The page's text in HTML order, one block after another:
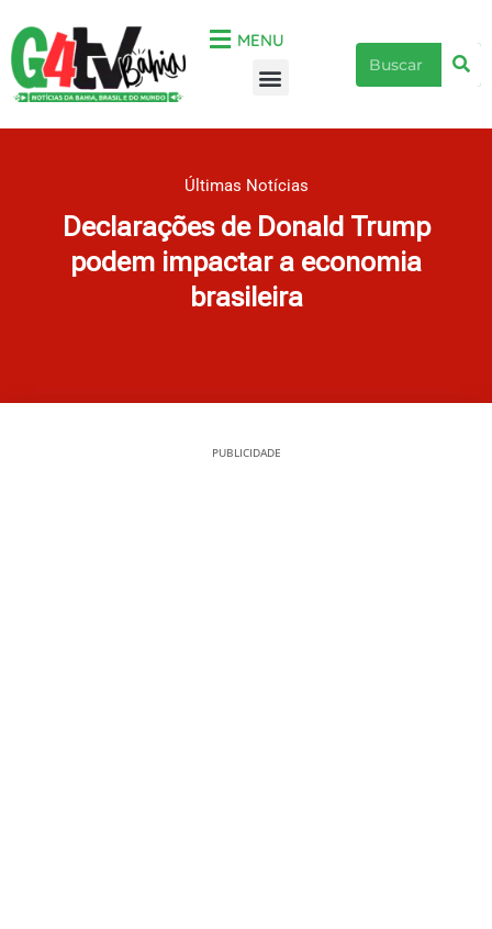
para
conteúdo
MENU
Menu
Pesquisar
Últimas Notícias
Declarações de Donald Trump
podem impactar a economia
brasileira
PUBLICIDADE